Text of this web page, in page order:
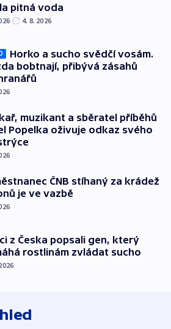
pitná voda
4. 8. 2026
Horko a sucho svědčí vosám.
bobtnají, přibývá zásahů
muzikant a sběratel příběhů
Popelka oživuje odkaz svého
ČNB stíhaný za krádež
je ve vazbě
z Česka popsali gen, který
rostlinám zvládat sucho